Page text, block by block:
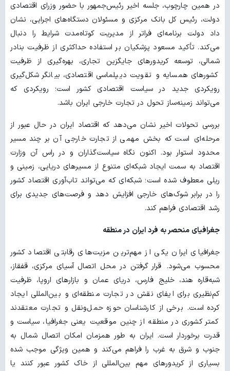
در همین چارچوب، جلسه اخیر رئیس‌جمهور با حضور وزرای اقتصادی
دولت، رئیس کل بانک مرکزی و مسئولان دستگاه‌های اجرایی، نشان
داد دولت برنامه‌ای فراتر از مدیریت کوتاه‌مدت شرایط را دنبال
می‌کند. تأکید مسعود پزشکیان بر استفاده حداکثری از ظرفیت بنادر
شمالی، توسعه کریدورهای جایگزین تجاری، بهره‌گیری از ظرفیت
کشورهای همسایه و تقویت دیپلماسی اقتصادی، بیانگر شکل‌گیری
رویکردی جدید در سیاست اقتصادی کشور است؛ رویکردی که
می‌تواند زمینه‌ساز تحول در تجارت خارجی ایران باشد.
بررسی تحولات اخیر نشان می‌دهد که اقتصاد ایران در حال عبور از
مرحله‌ای است که بخش مهمی از تجارت خارجی آن بر چند مسیر
محدود استوار بود. اکنون نگاه سیاست‌گذاران و در راس آن وزارت
اقتصاد به سمت ایجاد شبکه‌ای متنوع از مسیرهای دریایی، زمینی و
ریلی معطوف شده است؛ شبکه‌ای که می‌تواند تاب‌آوری اقتصاد کشور
را در برابر شوک‌های خارجی افزایش دهد و فرصت‌های جدیدی برای
رشد اقتصادی فراهم کند.
جغرافیای منحصر به فرد ایران در منطقه
جغرافیای ایران یکی از مهم‌ترین مزیت‌های رقابتی اقتصاد کشور
محسوب می‌شود. قرار گرفتن در محل اتصال آسیای مرکزی، قفقاز،
شبه‌قاره هند، خلیج فارس، دریای عمان و بازارهای اروپا، ظرفیت
کم‌نظیری برای ایفای نقش در تجارت منطقه‌ای و بین‌المللی ایجاد
کرده است. برخی از کارشناسان حوزه حمل‌ونقل و تجارت معتقدند
کمتر کشوری در منطقه از چنین موقعیت یعنی جغرافیا، سیاست و
قدرت برخوردار است. ایران به طور همزمان امکان اتصال شمال به
جنوب و شرق به غرب را فراهم می‌کند و همین ویژگی موجب شده
بسیاری از کریدورهای مهم بین‌المللی از خاک کشور عبور کنند یا